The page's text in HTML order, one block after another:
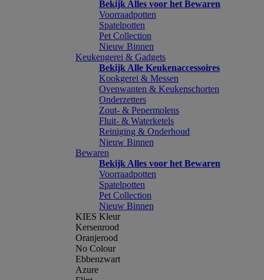
Bekijk Alles voor het Bewaren
Voorraadpotten
Spatelpotten
Pet Collection
Nieuw Binnen
Keukengerei & Gadgets
Bekijk Alle Keukenaccessoires
Kookgerei & Messen
Ovenwanten & Keukenschorten
Onderzetters
Zout- & Pepermolens
Fluit- & Waterketels
Reiniging & Onderhoud
Nieuw Binnen
Bewaren
Bekijk Alles voor het Bewaren
Voorraadpotten
Spatelpotten
Pet Collection
Nieuw Binnen
KIES Kleur
Kersenrood
Oranjerood
No Colour
Ebbenzwart
Azure